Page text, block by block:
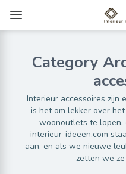
Category
Interieur accessoires zijn
is het om lekker over
woonoutlets te lopen,
interieur-ideeen.com
aan, en als we nieuwe
zetten we